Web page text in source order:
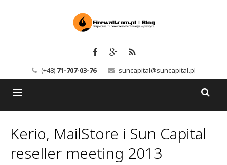
(+48) 71-707-03-76 suncapital@suncapital.pl
Backup-Solutions
Usługi
Kerio, MailStore i Sun Capital
reseller meeting 2013